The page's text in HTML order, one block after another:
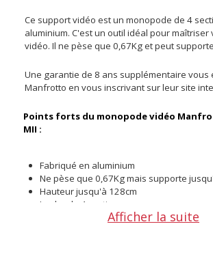
Ce support vidéo est un monopode de 4
aluminium. C'est un outil idéal pour maîtriser
vidéo. Il ne pèse que 0,67Kg et peut
Une garantie de 8 ans supplémentaire vous
Manfrotto en vous inscrivant sur leur site
Points forts du monopode vidéo
MII :
Fabriqué en aluminium
Ne pèse que 0,67Kg mais supporte
Hauteur jusqu'à 128cm
Jambe de 4 sections
Mini trépied à rotule ball sur la base
Afficher la suite